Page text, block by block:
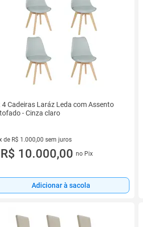
4 Cadeiras Laráz Leda com Assento
- Cinza claro
de R$ 1.000,00 sem juros
vez de R$ 1.000,00 sem juros
R$ 10.000,00 no Pix
Adicionar à sacola